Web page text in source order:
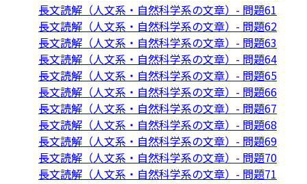
長文読解（人文系・自然科学系の文章）- 問題61
長文読解（人文系・自然科学系の文章）- 問題62
長文読解（人文系・自然科学系の文章）- 問題63
長文読解（人文系・自然科学系の文章）- 問題64
長文読解（人文系・自然科学系の文章）- 問題65
長文読解（人文系・自然科学系の文章）- 問題66
長文読解（人文系・自然科学系の文章）- 問題67
長文読解（人文系・自然科学系の文章）- 問題68
長文読解（人文系・自然科学系の文章）- 問題69
長文読解（人文系・自然科学系の文章）- 問題70
長文読解（人文系・自然科学系の文章）- 問題71